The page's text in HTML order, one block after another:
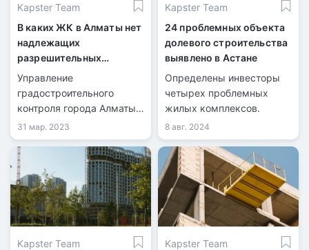
Kapster Team
В каких ЖК в Алматы нет
надлежащих
разрешительных
документов
Управление
градостроительного
контроля города Алматы
назвали ЖК, в которых не
стоит покупать квартиры,
так как на их
строительство
отсутствует полный пакет
документов.
31 мар. 2023
Kapster Team
24 проблемных объекта
долевого строительства
выявлено в Астане
Определены инвесторы
четырех проблемных
жилых комплексов.
8 авг. 2024
Kapster Team
Kapster Team